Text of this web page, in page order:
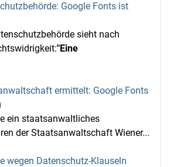
Google Fonts ist
sieht nach
"Eine
ermittelt: Google Fonts
ein staatsanwaltliches
der Staatsanwaltschaft Wiener...
wegen Datenschutz-Klauseln